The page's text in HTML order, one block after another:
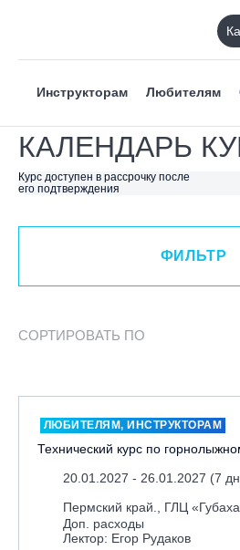
Инструкторам Любителям
КАЛЕНДАРЬ
Курс доступен в рассрочку после
его подтверждения
ФИЛЬТР
ВИД СПОРТА
Я ХОЧУ
КАТЕГОРИЯ
ЛЕКТОР
ФИЛЬТР
СОРТИРОВАТЬ ПО
ЛЮБИТЕЛЯМ, ИНСТРУКТОРАМ
Технический курс по
20.01.2027 - 26.01.2027 (7
Пермский край., ГЛЦ
Доп. расходы
Лектор: Егор Рудаков